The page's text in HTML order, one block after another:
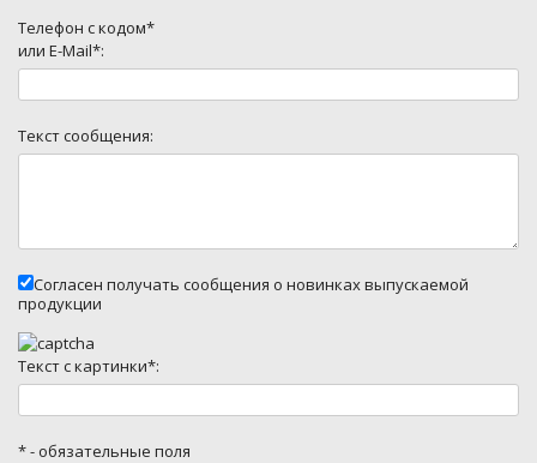
Телефон с кодом*
или E-Mail*:
Текст сообщения:
Согласен получать сообщения о новинках выпускаемой
продукции
Текст с картинки*:
* - обязательные поля